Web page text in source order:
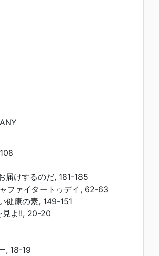
届けするのだ, 181-185
ファイタートゥデイ, 62-63
健康の素, 149-151
見よ!!, 20-20
, 18-19